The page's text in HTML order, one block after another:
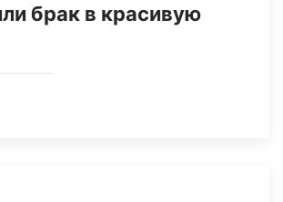
брак в красивую